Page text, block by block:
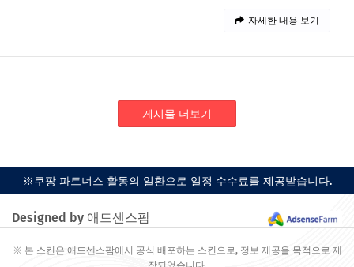
자세한 내용 보기
게시물 더보기
※쿠팡 파트너스 활동의 일환으로 일정 수수료를 제공받습니다.
Designed by 애드센스팜
※ 본 스킨은 애드센스팜에서 공식 배포하는 스킨으로, 정보 제공을 목적으로 제